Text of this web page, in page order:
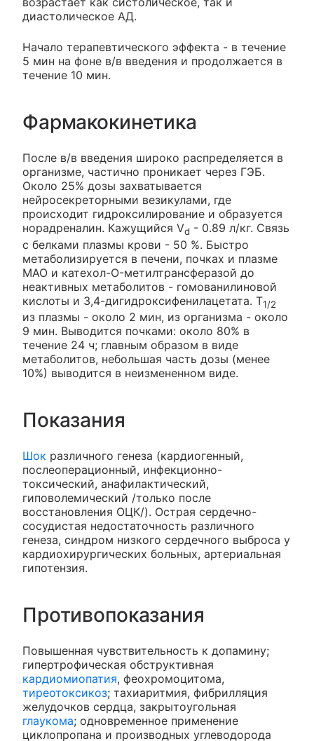
диастолическое АД.
Начало терапевтического эффекта - в течение
5 мин на фоне в/в введения и продолжается в
течение 10 мин.
Фармакокинетика
После в/в введения широко распределяется в
организме, частично проникает через ГЭБ.
Около 25% дозы захватывается
нейросекреторными везикулами, где
происходит гидроксилирование и образуется
норадреналин. Кажущийся Vd - 0.89 л/кг. Связь
с белками плазмы крови - 50 %. Быстро
метаболизируется в печени, почках и плазме
МАО и катехол-O-метилтрансферазой до
неактивных метаболитов - гомованилиновой
кислоты и 3,4-дигидроксифенилацетата. T1/2
из плазмы - около 2 мин, из организма - около
9 мин. Выводится почками: около 80% в
течение 24 ч; главным образом в виде
метаболитов, небольшая часть дозы (менее
10%) выводится в неизмененном виде.
Показания
Шок различного генеза (кардиогенный,
послеоперационный, инфекционно-
токсический, анафилактический,
гиповолемический /только после
восстановления ОЦК/). Острая сердечно-
сосудистая недостаточность различного
генеза, синдром низкого сердечного выброса у
кардиохирургических больных, артериальная
гипотензия.
Противопоказания
Повышенная чувствительность к допамину;
гипертрофическая обструктивная
кардиомиопатия, феохромоцитома,
тиреотоксикоз; тахиаритмия, фибрилляция
желудочков сердца, закрытоугольная
глаукома; одновременное применение
циклопропана и производных углеводорода